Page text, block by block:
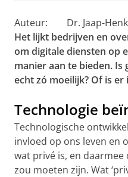
Auteur: Dr. Jaap-Henk
Het lijkt bedrijven en
om digitale diensten op
manier aan te bieden. Is
echt zó moeilijk? Of is er
Technologie
Technologische
invloed op ons leven en
wat privé is, en
zou moeten zijn. Wat